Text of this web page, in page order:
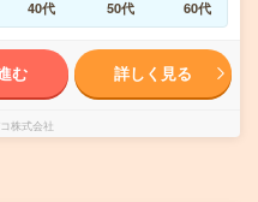
40代 50代 60代
む 詳しく見る
株式会社